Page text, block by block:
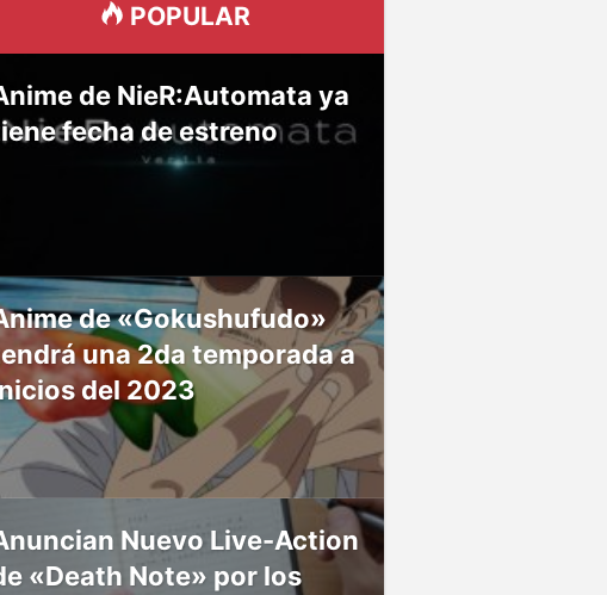
POPULAR
de NieR:Automata ya
fecha de estreno
de «Gokushufudo»
una 2da temporada a
del 2023
Nuevo Live-Action
«Death Note» por los